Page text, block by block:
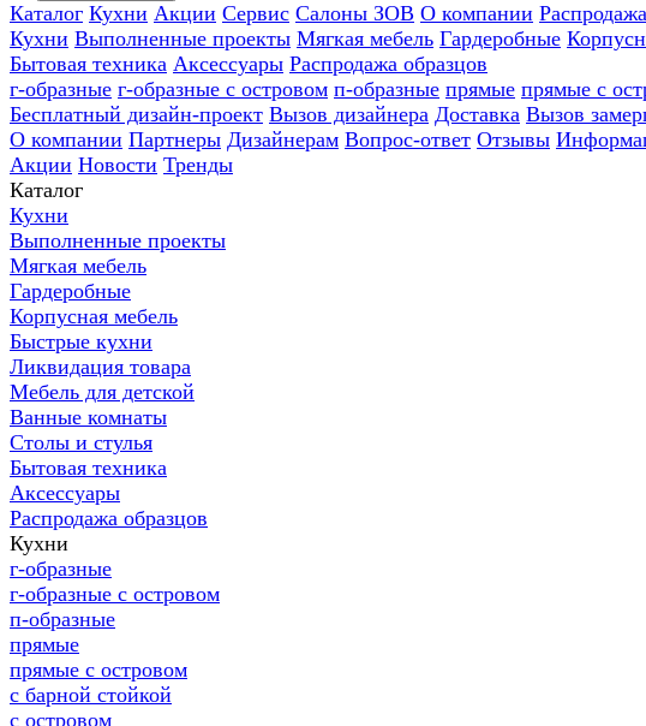
Каталог Кухни Акции Сервис Салоны ЗОВ О компании Распродажа
Кухни Выполненные проекты Мягкая мебель Гардеробные
Бытовая техника Аксессуары Распродажа образцов
г-образные г-образные с островом п-образные прямые прямые с
Бесплатный дизайн-проект Вызов дизайнера Доставка Вызов
О компании Партнеры Дизайнерам Вопрос-ответ Отзывы
Акции Новости Тренды
Каталог
Кухни
Выполненные проекты
Мягкая мебель
Гардеробные
Корпусная мебель
Быстрые кухни
Ликвидация товара
Мебель для детской
Ванные комнаты
Столы и стулья
Бытовая техника
Аксессуары
Распродажа образцов
Кухни
г-образные
г-образные с островом
п-образные
прямые
прямые с островом
с барной стойкой
с островом